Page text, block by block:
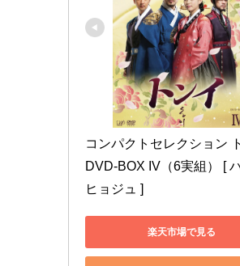
コンパクトセレクション
DVD-BOX IV（6実組） [
ヒョジュ ]
楽天市場で見る